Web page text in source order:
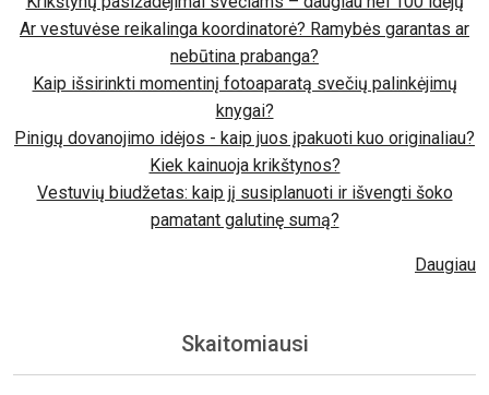
Ar vestuvėse reikalinga koordinatorė? Ramybės garantas ar
nebūtina prabanga?
Kaip išsirinkti momentinį fotoaparatą svečių palinkėjimų
knygai?
Pinigų dovanojimo idėjos - kaip juos įpakuoti kuo originaliau?
Kiek kainuoja krikštynos?
Vestuvių biudžetas: kaip jį susiplanuoti ir išvengti šoko
pamatant galutinę sumą?
Daugiau
Skaitomiausi